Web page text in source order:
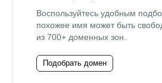
Воспользуйтесь удобным
похожее имя может быть
из 700+ доменных зон.
Подобрать домен